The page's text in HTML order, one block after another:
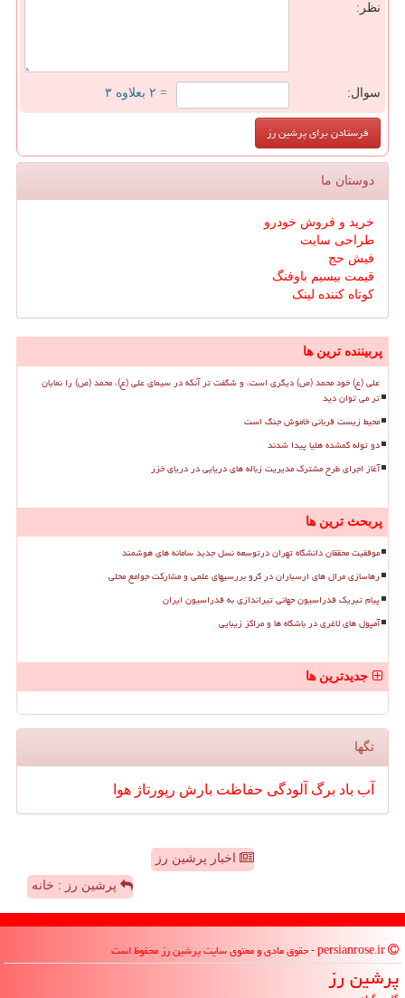
نظر:
سوال: = ۲ بعلاوه ۳
دوستان ما
خرید و فروش خودرو
طراحی سایت
فیش حج
قیمت بیسیم باوفنگ
کوتاه کننده لینک
پربیننده ترین ها
علی (ع) خود محمد (ص) دیگری است، و شگفت تر آنکه در سیمای علی (ع)، محمد (ص) را نمایان
تر می توان دید
محیط زیست قربانی خاموش جنگ است
دو توله گمشده هلیا پیدا شدند
آغاز اجرای طرح مشترک مدیریت زباله های دریایی در دریای خزر
پربحث ترین ها
موفقیت محققان دانشگاه تهران درتوسعه نسل جدید سامانه های هوشمند
رهاسازی مرال های ارسباران در گرو بررسیهای علمی و مشارکت جوامع محلی
پیام تبریک فدراسیون جهانی تیراندازی به فدراسیون ایران
آمپول های لاغری در باشگاه ها و مراکز زیبایی
جدیدترین ها
تگها
آب باد برگ آلودگی حفاظت بارش رپورتاژ هوا
اخبار پرشین رز
پرشین رز : خانه
پرشین رز